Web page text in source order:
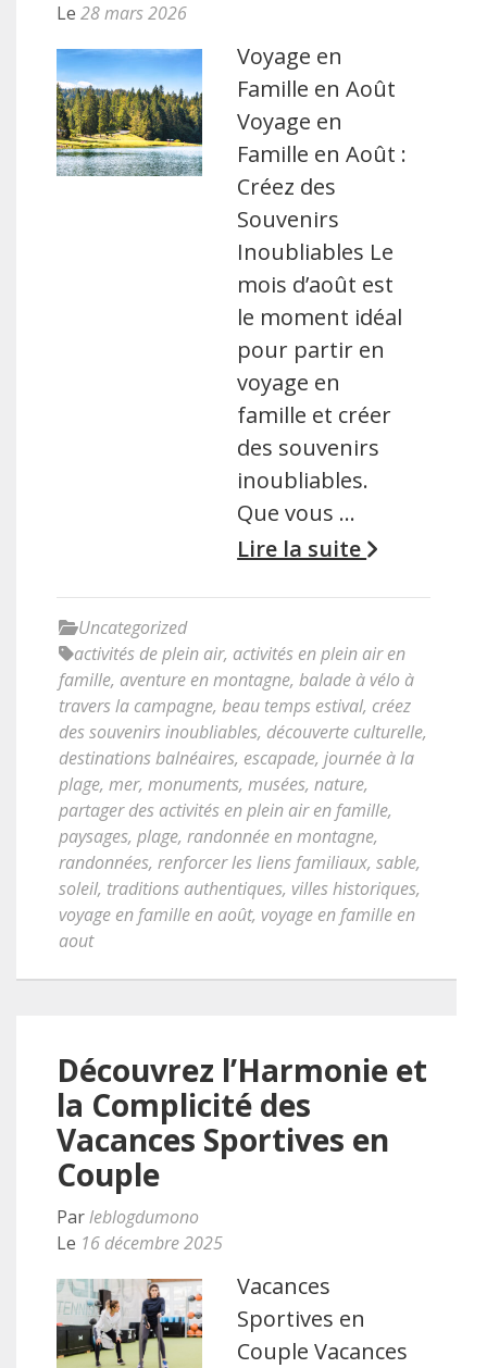
Le 28 mars 2026
Voyage en
Famille en Août
Voyage en
Famille en Août :
Créez des
Souvenirs
Inoubliables Le
mois d’août est
le moment idéal
pour partir en
voyage en
famille et créer
des souvenirs
inoubliables.
Que vous …
Lire la suite
Uncategorized
activités de plein air, activités en plein air en
famille, aventure en montagne, balade à vélo à
travers la campagne, beau temps estival, créez
des souvenirs inoubliables, découverte culturelle,
destinations balnéaires, escapade, journée à la
plage, mer, monuments, musées, nature,
partager des activités en plein air en famille,
paysages, plage, randonnée en montagne,
randonnées, renforcer les liens familiaux, sable,
soleil, traditions authentiques, villes historiques,
voyage en famille en août, voyage en famille en
aout
Découvrez l’Harmonie et
la Complicité des
Vacances Sportives en
Couple
Parleblogdumono
Le 16 décembre 2025
Vacances
Sportives en
Couple Vacances